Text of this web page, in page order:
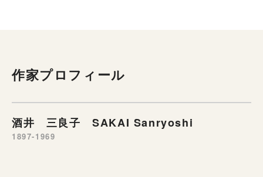
作家プロフィール
酒井 三良子 SAKAI Sanryoshi
1897-1969